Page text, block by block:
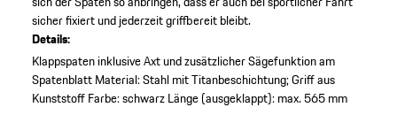
sicher fixiert und jederzeit griffbereit bleibt.
Details:
Klappspaten inklusive Axt und zusätzlicher Sägefunktion am
Spatenblatt Material: Stahl mit Titanbeschichtung; Griff aus
Kunststoff Farbe: schwarz Länge (ausgeklappt): max. 565 mm